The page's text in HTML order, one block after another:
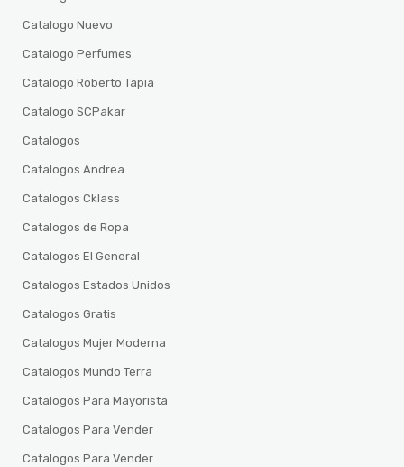
Catalogo Nuevo
Catalogo Perfumes
Catalogo Roberto Tapia
Catalogo SCPakar
Catalogos
Catalogos Andrea
Catalogos Cklass
Catalogos de Ropa
Catalogos El General
Catalogos Estados Unidos
Catalogos Gratis
Catalogos Mujer Moderna
Catalogos Mundo Terra
Catalogos Para Mayorista
Catalogos Para Vender
Catalogos Para Vender